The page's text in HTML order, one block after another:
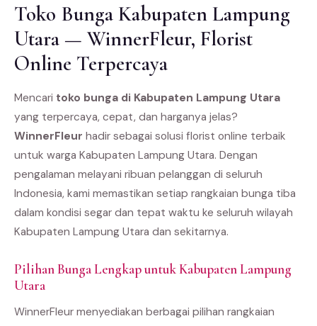
Toko Bunga Kabupaten Lampung
Utara — WinnerFleur, Florist
Online Terpercaya
Mencari toko bunga di Kabupaten Lampung Utara
yang terpercaya, cepat, dan harganya jelas?
WinnerFleur hadir sebagai solusi florist online terbaik
untuk warga Kabupaten Lampung Utara. Dengan
pengalaman melayani ribuan pelanggan di seluruh
Indonesia, kami memastikan setiap rangkaian bunga tiba
dalam kondisi segar dan tepat waktu ke seluruh wilayah
Kabupaten Lampung Utara dan sekitarnya.
Pilihan Bunga Lengkap untuk Kabupaten Lampung
Utara
WinnerFleur menyediakan berbagai pilihan rangkaian